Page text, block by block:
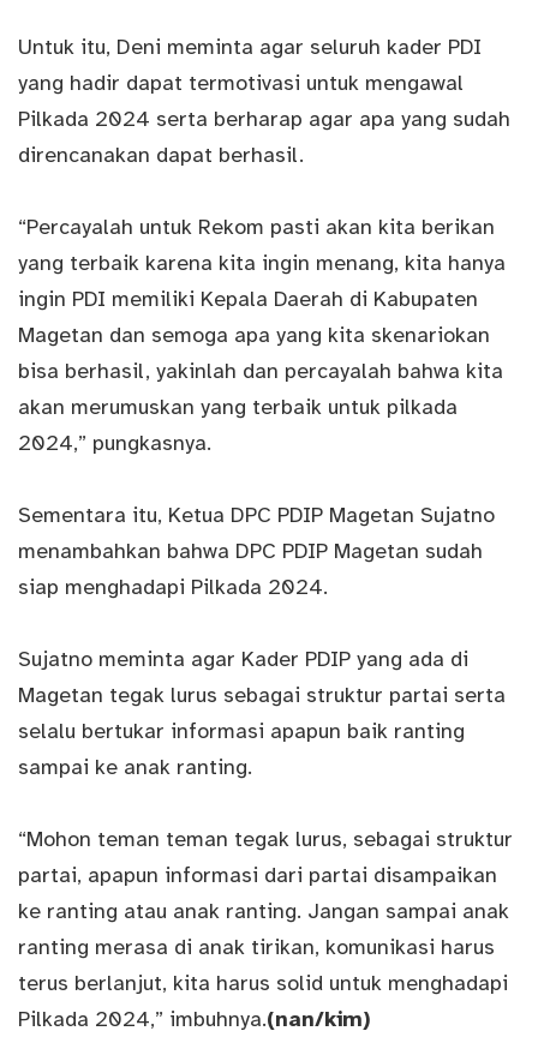
Untuk itu, Deni meminta agar seluruh kader PDI
yang hadir dapat termotivasi untuk mengawal
Pilkada 2024 serta berharap agar apa yang sudah
direncanakan dapat berhasil.
“Percayalah untuk Rekom pasti akan kita berikan
yang terbaik karena kita ingin menang, kita hanya
ingin PDI memiliki Kepala Daerah di Kabupaten
Magetan dan semoga apa yang kita skenariokan
bisa berhasil, yakinlah dan percayalah bahwa kita
akan merumuskan yang terbaik untuk pilkada
2024,” pungkasnya.
Sementara itu, Ketua DPC PDIP Magetan Sujatno
menambahkan bahwa DPC PDIP Magetan sudah
siap menghadapi Pilkada 2024.
Sujatno meminta agar Kader PDIP yang ada di
Magetan tegak lurus sebagai struktur partai serta
selalu bertukar informasi apapun baik ranting
sampai ke anak ranting.
“Mohon teman teman tegak lurus, sebagai struktur
partai, apapun informasi dari partai disampaikan
ke ranting atau anak ranting. Jangan sampai anak
ranting merasa di anak tirikan, komunikasi harus
terus berlanjut, kita harus solid untuk menghadapi
Pilkada 2024,” imbuhnya.(nan/kim)